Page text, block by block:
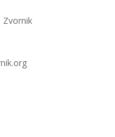
Zvornik